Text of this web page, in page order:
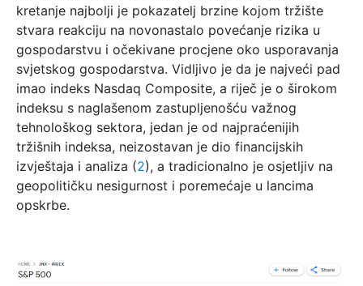
kretanje najbolji je pokazatelj brzine kojom tržište
stvara reakciju na novonastalo povećanje rizika u
gospodarstvu i očekivane procjene oko usporavanja
svjetskog gospodarstva. Vidljivo je da je najveći pad
imao indeks Nasdaq Composite, a riječ je o širokom
indeksu s naglašenom zastupljenošću važnog
tehnološkog sektora, jedan je od najpraćenijih
tržišnih indeksa, neizostavan je dio financijskih
izvještaja i analiza (2), a tradicionalno je osjetljiv na
geopolitičku nesigurnost i poremećaje u lancima
opskrbe.